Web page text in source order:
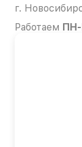
г.
Работаем